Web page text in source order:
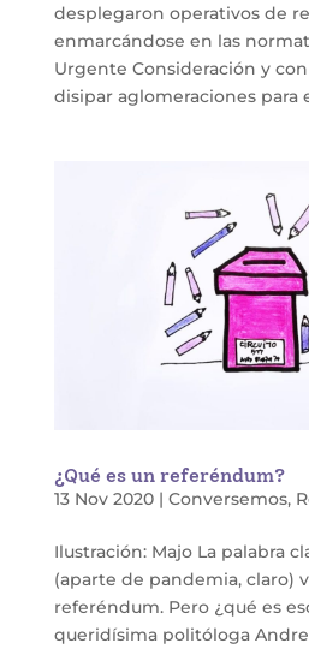
desplegaron operativos de
enmarcándose en las
Urgente Consideración y
disipar aglomeraciones para
¿Qué es un referéndum?
13 Nov 2020| Conversemos,
Ilustración: Majo La palabra
(aparte de pandemia, claro)
referéndum. Pero ¿qué es
queridísima politóloga